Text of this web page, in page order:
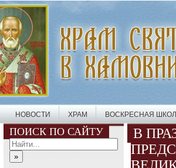
НОВОСТИ ХРАМ ВОСКРЕСНАЯ
ПОИСК ПО САЙТУ
В